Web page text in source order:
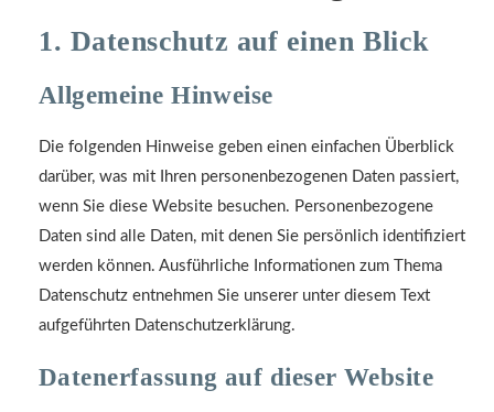
1. Datenschutz auf einen Blick
Allgemeine Hinweise
Die folgenden Hinweise geben einen einfachen Überblick
darüber, was mit Ihren personenbezogenen Daten passiert,
wenn Sie diese Website besuchen. Personenbezogene
Daten sind alle Daten, mit denen Sie persönlich identifiziert
werden können. Ausführliche Informationen zum Thema
Datenschutz entnehmen Sie unserer unter diesem Text
aufgeführten Datenschutzerklärung.
Datenerfassung auf dieser Website